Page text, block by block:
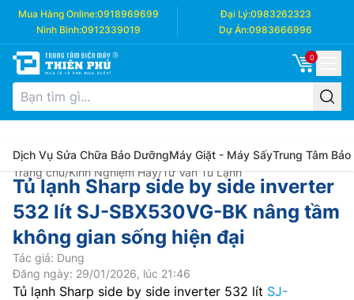
Mua Hàng Online:0918969699 Đại Lý:0983262323
Ninh Bình:0912339019 Dự Án:0983666996
0
Dịch Vụ Sửa Chữa Bảo DưỡngMáy Giặt - Máy SấyTrung Tâm Bảo
Trang chủ/Kinh Nghiệm Hay/Tư Vấn Tủ Lạnh
Tủ lạnh Sharp side by side inverter
532 lít SJ-SBX530VG-BK nâng tầm
không gian sống hiện đại
Tác giả: Dung
Đăng ngày: 29/01/2026, lúc 21:46
Tủ lạnh Sharp side by side inverter 532 lít SJ-